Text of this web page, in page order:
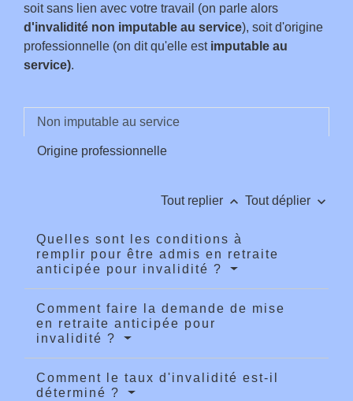
soit sans lien avec votre travail (on parle alors
d'invalidité non imputable au service), soit d'origine
professionnelle (on dit qu'elle est imputable au
service).
Non imputable au service
Origine professionnelle
Tout replier keyboard_arrow_up Tout déplier keyboard_arrow_down
Quelles sont les conditions à
remplir pour être admis en retraite
anticipée pour invalidité ?
Comment faire la demande de mise
en retraite anticipée pour
invalidité ?
Comment le taux d'invalidité est-il
déterminé ?